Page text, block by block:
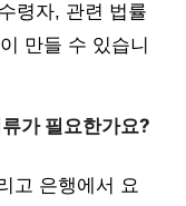
령자, 관련 법률
만들 수 있습니
가 필요한가요?
고 은행에서 요